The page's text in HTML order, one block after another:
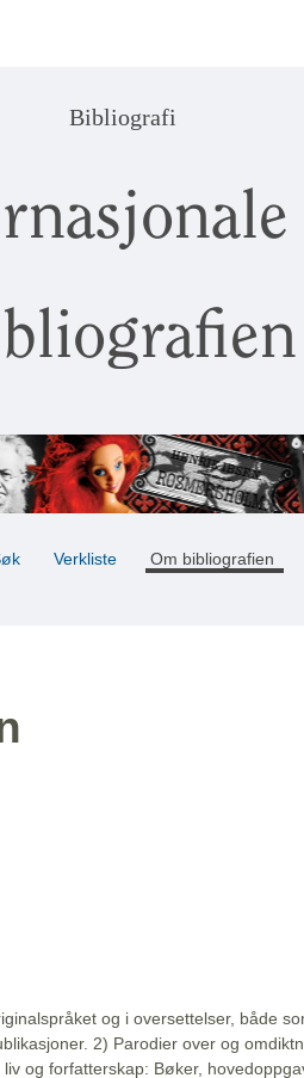
Bibliografi
Verkliste Om bibliografien
og i oversettelser, både
2) Parodier over og
og forfatterskap: Bøker,